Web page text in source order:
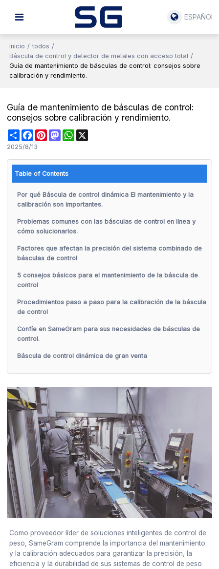
ESPAÑOL
Inicio / todos /
Báscula de control y detector de metales con acceso total /
Guía de mantenimiento de básculas de control: consejos sobre
calibración y rendimiento.
Guía de mantenimiento de básculas de control:
consejos sobre calibración y rendimiento.
ShareFacebookPinterestMastodonWhatsApp
2025/8/13
Table of Contents
Por qué Báscula de control dinámica El mantenimiento y la
calibración son importantes.
Problemas comunes con las básculas de control en línea y
cómo solucionarlos.
Factores que afectan la precisión del sistema combinado de
básculas de control
5 consejos básicos para el mantenimiento de la báscula de
control
Procedimientos paso a paso para la calibración de la báscula
de control
Confíe en SameGram para sus necesidades de básculas de
control.
Báscula de control dinámica de gran venta
Como proveedor líder de soluciones inteligentes de control de
peso, SameGram comprende la importancia del mantenimiento
y la calibración adecuados para garantizar la precisión, la
eficiencia y la durabilidad de sus sistemas de control de peso